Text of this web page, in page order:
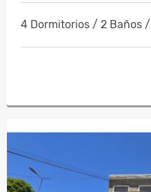
4 Dormitorios / 2 Baños